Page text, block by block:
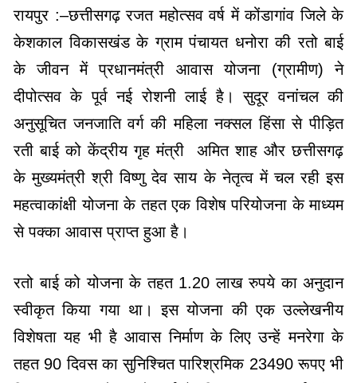
रायपुर :–छत्तीसगढ़ रजत महोत्सव वर्ष में कोंडागांव जिले के
केशकाल विकासखंड के ग्राम पंचायत धनोरा की रतो बाई
के जीवन में प्रधानमंत्री आवास योजना (ग्रामीण) ने
दीपोत्सव के पूर्व नई रोशनी लाई है। सुदूर वनांचल की
अनुसूचित जनजाति वर्ग की महिला नक्सल हिंसा से पीड़ित
रती बाई को केंद्रीय गृह मंत्री अमित शाह और छत्तीसगढ़
के मुख्यमंत्री श्री विष्णु देव साय के नेतृत्व में चल रही इस
महत्वाकांक्षी योजना के तहत एक विशेष परियोजना के माध्यम
से पक्का आवास प्राप्त हुआ है।
रतो बाई को योजना के तहत 1.20 लाख रुपये का अनुदान
स्वीकृत किया गया था। इस योजना की एक उल्लेखनीय
विशेषता यह भी है आवास निर्माण के लिए उन्हें मनरेगा के
तहत 90 दिवस का सुनिश्चित पारिश्रमिक 23490 रूपए भी